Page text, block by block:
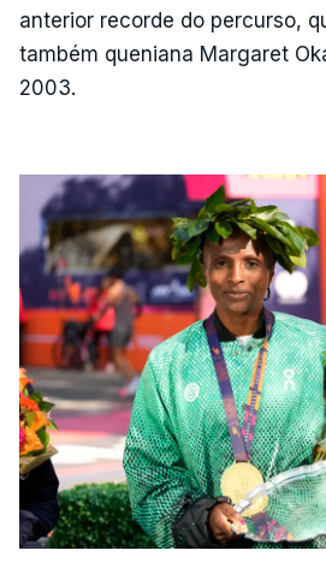
anterior recorde do percurso,
também queniana Margaret
2003.